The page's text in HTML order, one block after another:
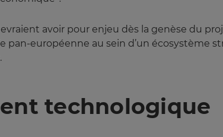
avoir pour enjeu dès la genèse du
pan-européenne au sein d’un écosystème
technologique